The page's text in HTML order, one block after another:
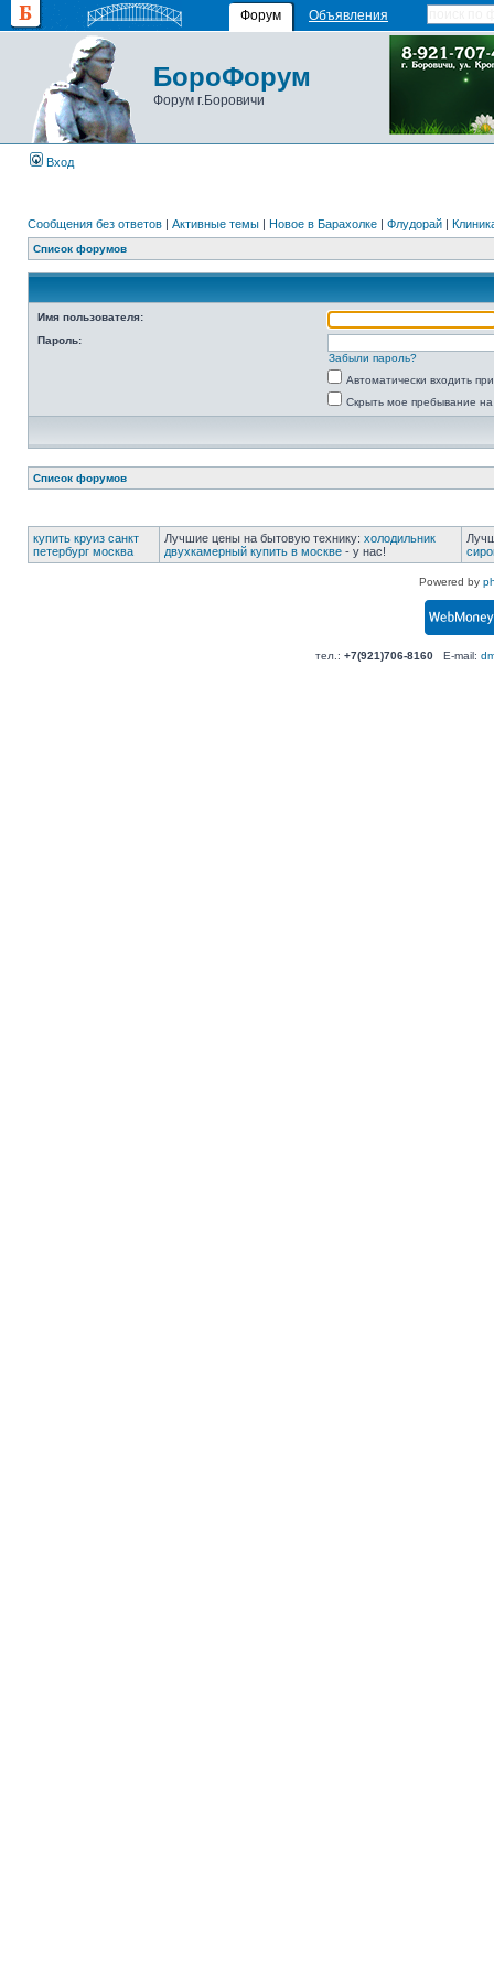
Форум Объявления
БороФорум
Форум г.Боровичи
Вход
Сообщения без ответов | Активные темы | Новое в Барахолке | Флудорай |
Список форумов
Имя пользователя:
Пароль:
Забыли пароль?
Автоматически входить
Скрыть мое пребывание
Список форумов
купить круиз санкт
петербург москва
Лучшие цены на бытовую технику: холодильник
двухкамерный купить в москве - у нас!
Powered by
тел.: +7(921)706-8160E-mail: